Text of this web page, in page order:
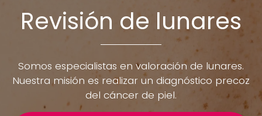
Revisión de lunares
Somos especialistas en valoración de lunares.
Nuestra misión es realizar un diagnóstico precoz
del cáncer de piel.